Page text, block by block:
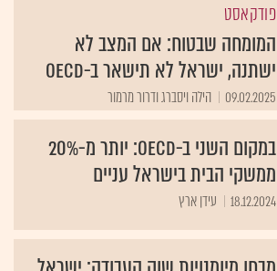
פודקאסט
המומחה שבטוח: אם המצב לא
ישתנה, ישראל לא תישאר ב-OECD
09.02.2025 הילה ויסברג ודרור מרמור
במקום השני ב-OECD: יותר מ-20%
ממשקי הבית בישראל עניים
18.12.2024 עידן ארץ